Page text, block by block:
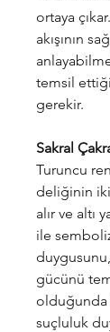
ortaya
akışının
temsil
gerekir.
Sakral
Turuncu
deliğinin
alır ve altı
ile
duygusunu,
gücünü
olduğunda
suçluluk